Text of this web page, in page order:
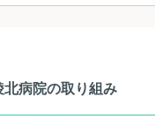
北病院の取り組み